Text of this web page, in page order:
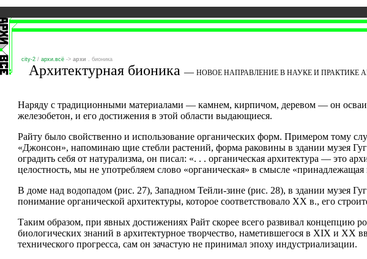
city-2 / архи.всё -> архи . бионика
Архитектурная бионика — НОВОЕ НАПРАВЛЕНИЕ В НАУКЕ И ПРАКТИКЕ
Наряду с традиционными материалами — камнем, кирпичом, деревом — он
железобетон, и его достижения в этой области выдающиеся.
Райту было свойственно и использование органичес­ких форм. Примером тому
«Джонсон», напоминаю­ щие стебли растений, форма раковины в здании музея
оградить себя от натурализма, он писал: «. . . органическая архитектура — это
целостность, мы не употребляем слово «органическая» в смысле
В доме над водопадом (рис. 27), Западном Тейли-зине (рис. 28), в здании музея
понимание органической архитектуры, которое соответствовало XX в., его
Таким образом, при явных достижениях Райт скорее всего развивал концепцию
биологических знаний в архитектурное творчество, наметившегося в XIX и XX
технического прогресса, сам он зачастую не при­нимал эпоху индустриализации.